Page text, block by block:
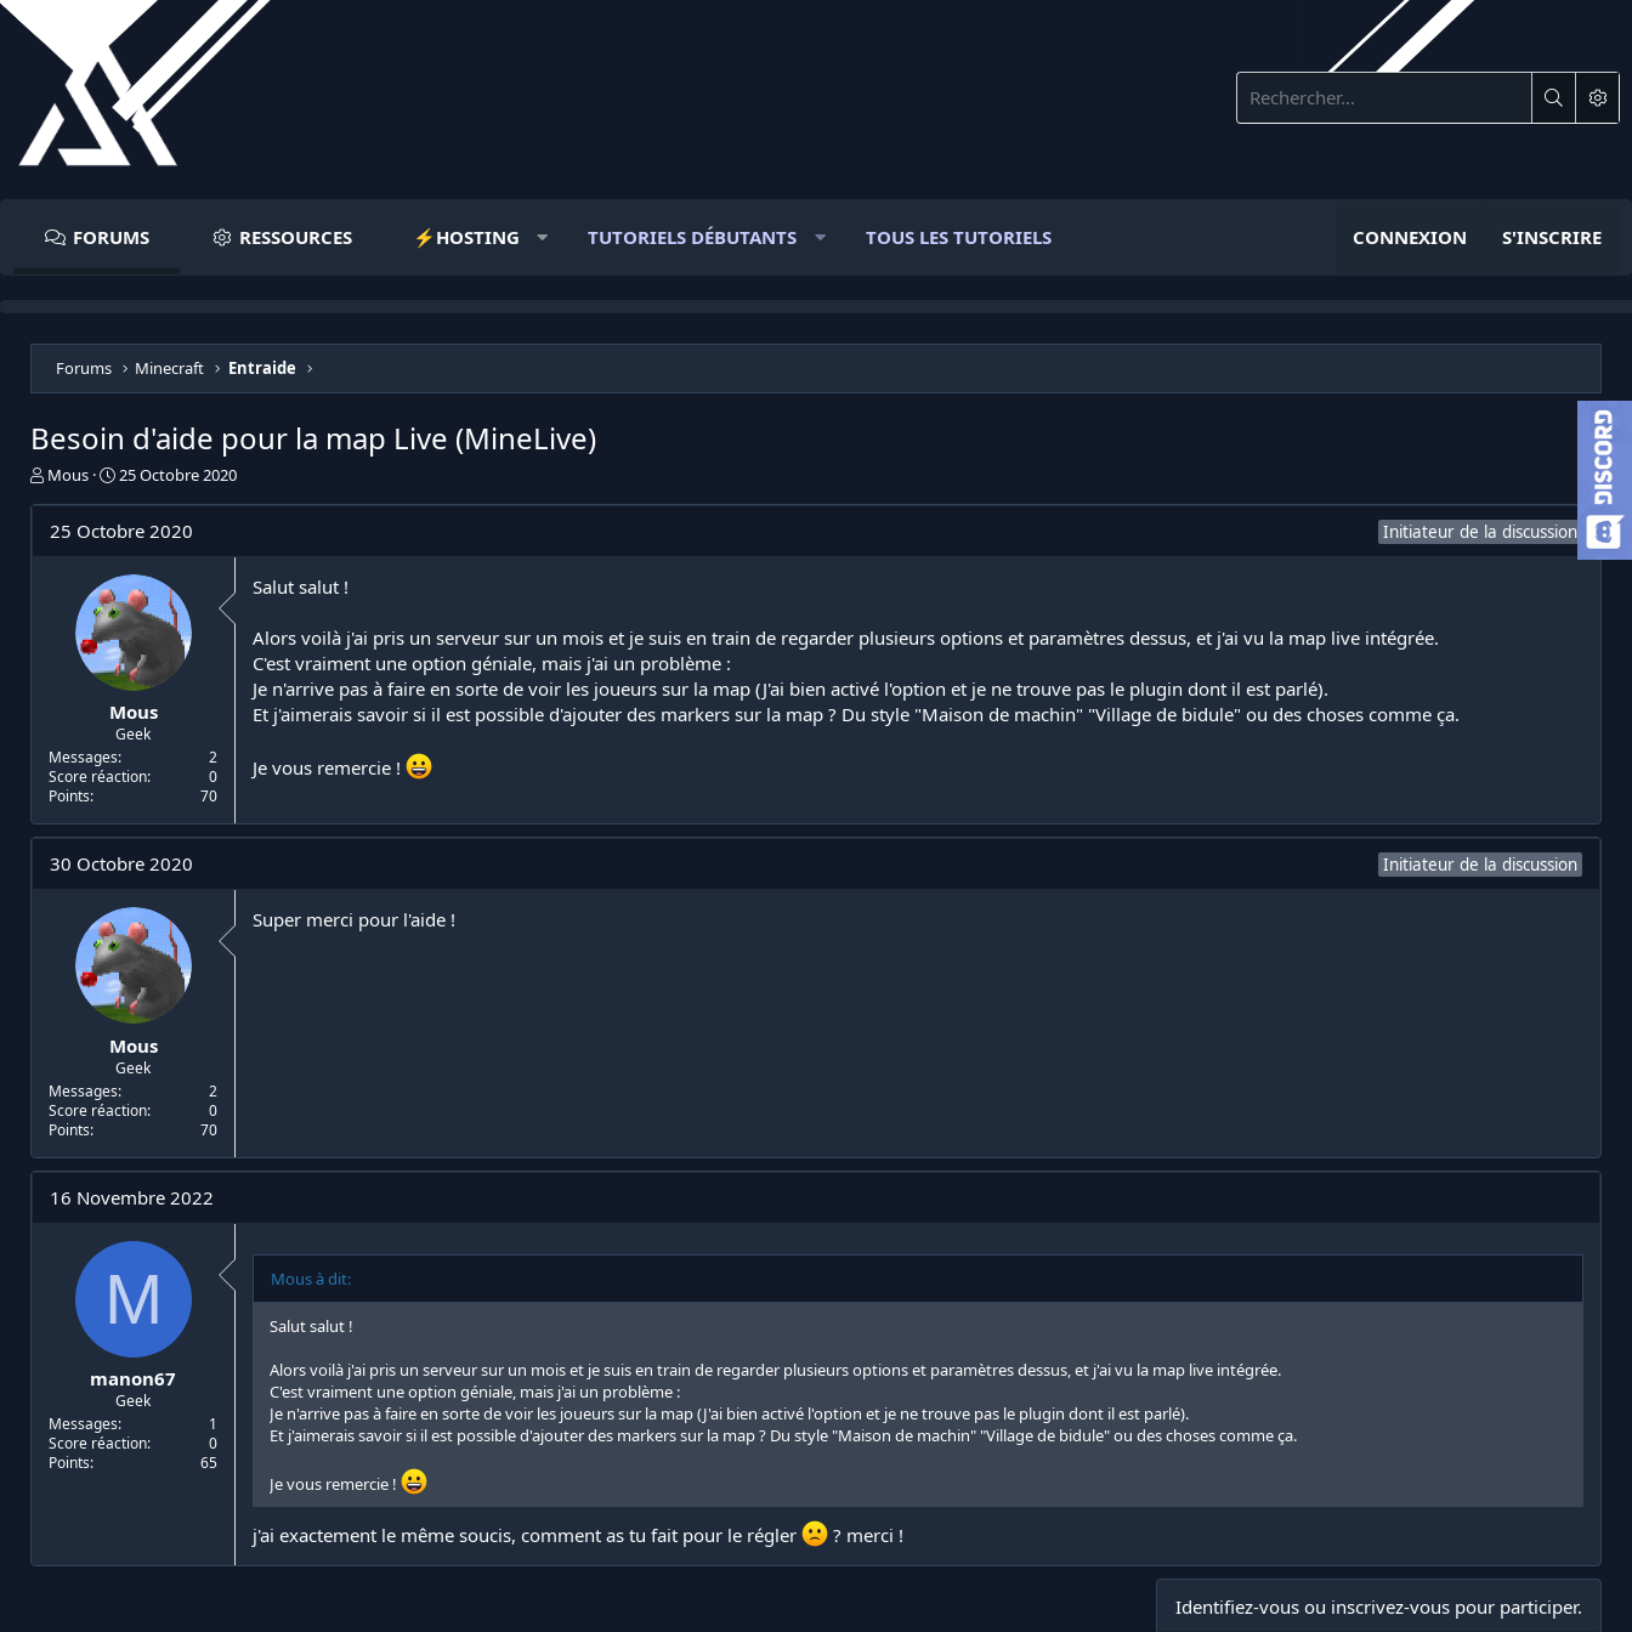
FORUMS RESSOURCES ⚡️HOSTING TUTORIELS DÉBUTANTS TOUS LES TUTORIELS CONNEXION S'INSCRIRE
Forums Minecraft Entraide
Besoin d'aide pour la map Live (MineLive)
I
t
a
d
s
c
u
Mous
D
e
e
d
é
b
u
t
25 Octobre 2020
25 Octobre 2020 Initiateur de la discussion
Mous
Geek
Messages
2
Score réaction
0
Points
70
Salut salut !
Alors voilà j'ai pris un serveur sur un mois et je suis en train de regarder plusieurs options et paramètres dessus, et j'ai vu la map live intégrée.
C'est vraiment une option géniale, mais j'ai un problème :
Je n'arrive pas à faire en sorte de voir les joueurs sur la map (J'ai bien activé l'option et je ne trouve pas le plugin dont il est parlé).
Et j'aimerais savoir si il est possible d'ajouter des markers sur la map ? Du style "Maison de machin" "Village de bidule" ou des choses comme ça.
Je vous remercie !
30 Octobre 2020 Initiateur de la discussion
Mous
Geek
Messages
2
Score réaction
0
Points
70
Super merci pour l'aide !
16 Novembre 2022
M
manon67
Geek
Messages
1
Score réaction
0
Points
65
Mous à dit:
Salut salut !
Alors voilà j'ai pris un serveur sur un mois et je suis en train de regarder plusieurs options et paramètres dessus, et j'ai vu la map live intégrée.
C'est vraiment une option géniale, mais j'ai un problème :
Je n'arrive pas à faire en sorte de voir les joueurs sur la map (J'ai bien activé l'option et je ne trouve pas le plugin dont il est parlé).
Et j'aimerais savoir si il est possible d'ajouter des markers sur la map ? Du style "Maison de machin" "Village de bidule" ou des choses comme ça.
Je vous remercie !
j'ai exactement le même soucis, comment as tu fait pour le régler ? merci !
Identifiez-vous ou inscrivez-vous pour participer.